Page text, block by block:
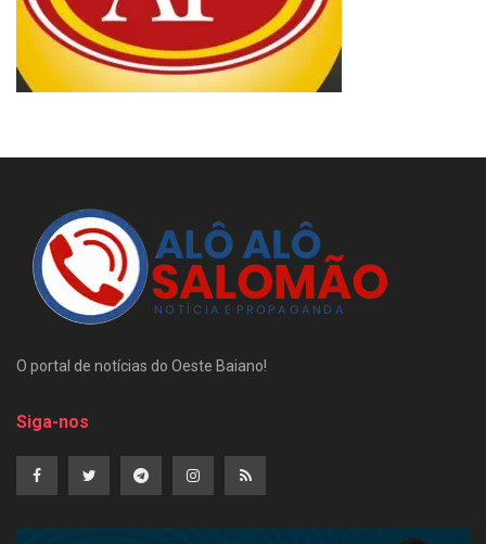
O portal de notícias do Oeste Baiano!
Siga-nos